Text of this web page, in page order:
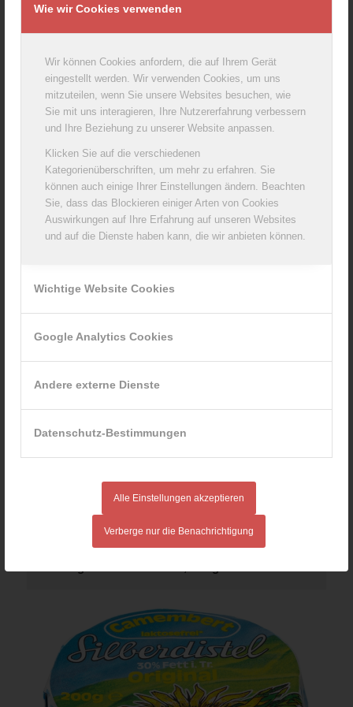
Wie wir Cookies verwenden
Wir können Cookies anfordern, die auf Ihrem Gerät
eingestellt werden. Wir verwenden Cookies, um uns
mitzuteilen, wenn Sie unsere Websites besuchen, wie
Sie mit uns interagieren, Ihre Nutzererfahrung verbessern
und Ihre Beziehung zu unserer Website anpassen.
Klicken Sie auf die verschiedenen
Kategorienüberschriften, um mehr zu erfahren. Sie
können auch einige Ihrer Einstellungen ändern. Beachten
Sie, dass das Blockieren einiger Arten von Cookies
Auswirkungen auf Ihre Erfahrung auf unseren Websites
und auf die Dienste haben kann, die wir anbieten können.
Wichtige Website Cookies
Google Analytics Cookies
Andere externe Dienste
Datenschutz-Bestimmungen
Alle Einstellungen akzeptieren
Verberge nur die Benachrichtigung
Coburger Kaminkäse Kräuter & Knoblauch, 250
g